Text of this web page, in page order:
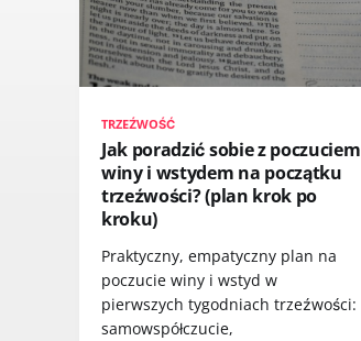
TRZEŹWOŚĆ
Jak poradzić sobie z poczuciem
winy i wstydem na początku
trzeźwości? (plan krok po
kroku)
Praktyczny, empatyczny plan na
poczucie winy i wstyd w
pierwszych tygodniach trzeźwości:
samowspółczucie,